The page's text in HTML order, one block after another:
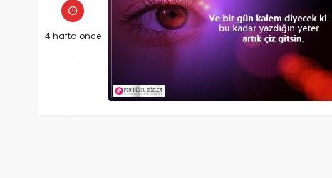
4 hafta önce